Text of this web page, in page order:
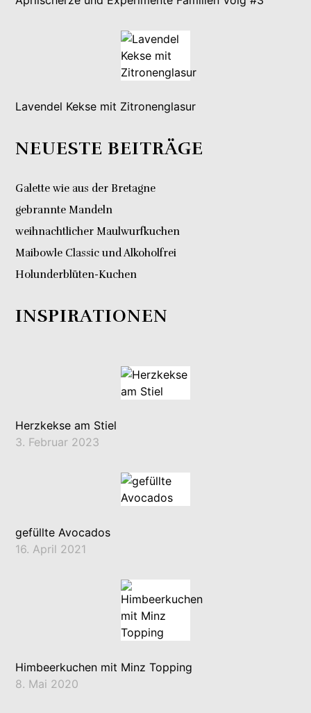
Lavendel Kekse mit Zitronenglasur
NEUESTE BEITRÄGE
Galette wie aus der Bretagne
gebrannte Mandeln
weihnachtlicher Maulwurfkuchen
Maibowle Classic und Alkoholfrei
Holunderblüten-Kuchen
INSPIRATIONEN
Herzkekse am Stiel
3. Februar 2023
gefüllte Avocados
16. April 2021
Himbeerkuchen mit Minz Topping
8. Mai 2020